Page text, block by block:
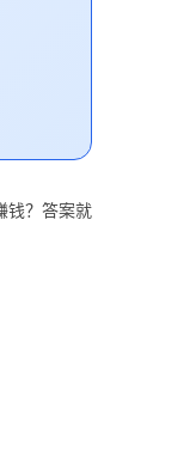
钱？答案就